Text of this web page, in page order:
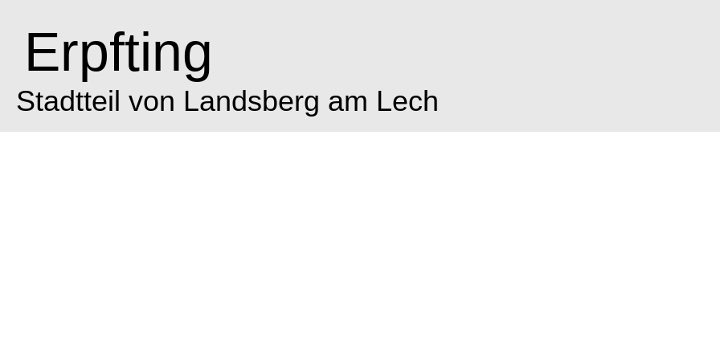
Erpfting
Stadtteil von Landsberg am Lech